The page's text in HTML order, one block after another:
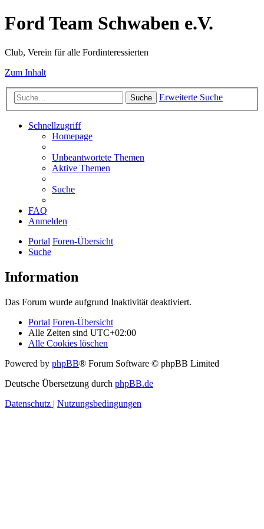
Ford Team Schwaben e.V.
Club, Verein für alle Fordinteressierten
Zum Inhalt
Suche Erweiterte Suche
Schnellzugriff
Homepage
Unbeantwortete Themen
Aktive Themen
Suche
FAQ
Anmelden
Portal Foren-Übersicht
Suche
Information
Das Forum wurde aufgrund Inaktivität deaktiviert.
Portal Foren-Übersicht
Alle Zeiten sind UTC+02:00
Alle Cookies löschen
Powered by phpBB® Forum Software © phpBB Limited
Deutsche Übersetzung durch phpBB.de
Datenschutz | Nutzungsbedingungen